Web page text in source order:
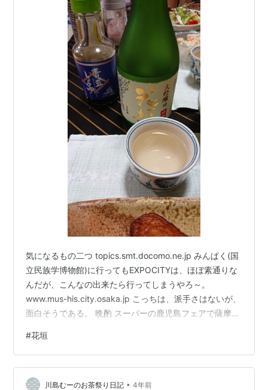
気になるもの二つ topics.smt.docomo.ne.jp みんぱく(国
立民族学博物館)に行ってもEXPOCITYは、ほぼ素通りな
んだが、こんなの出来たら行ってしまうやろ～。
www.mus-his.city.osaka.jp こっちは、派手さはないが、
面白そうである。 晩酌 スーパーの鹿児島フェアで薩摩揚
の大野帰省で買ってきた「花垣」を。大野の野村醤油の
「青豆しょうゆ」も一緒に撮っておく。
#花垣
川島むーのお茶祭り日記 • 4年前